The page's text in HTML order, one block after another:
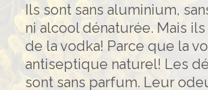
Ils sont sans aluminium,
ni alcool dénaturée. Mais
de la vodka! Parce que la
antiseptique naturel! Les
sont sans parfum. Leur